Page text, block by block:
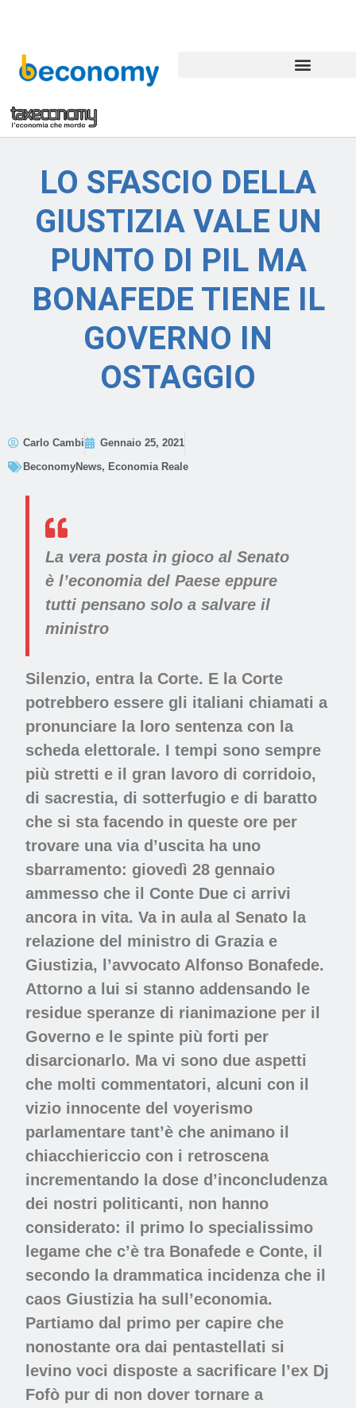
LO SFASCIO DELLA
GIUSTIZIA VALE UN
PUNTO DI PIL MA
BONAFEDE TIENE IL
GOVERNO IN
OSTAGGIO
Carlo Cambi
Gennaio 25, 2021
BeconomyNews, Economia Reale
La vera posta in gioco al Senato
è l’economia del Paese eppure
tutti pensano solo a salvare il
ministro
Silenzio, entra la Corte. E la Corte
potrebbero essere gli italiani chiamati a
pronunciare la loro sentenza con la
scheda elettorale. I tempi sono sempre
più stretti e il gran lavoro di corridoio,
di sacrestia, di sotterfugio e di baratto
che si sta facendo in queste ore per
trovare una via d’uscita ha uno
sbarramento: giovedì 28 gennaio
ammesso che il Conte Due ci arrivi
ancora in vita. Va in aula al Senato la
relazione del ministro di Grazia e
Giustizia, l’avvocato Alfonso Bonafede.
Attorno a lui si stanno addensando le
residue speranze di rianimazione per il
Governo e le spinte più forti per
disarcionarlo. Ma vi sono due aspetti
che molti commentatori, alcuni con il
vizio innocente del voyerismo
parlamentare tant’è che animano il
chiacchiericcio con i retroscena
incrementando la dose d’inconcludenza
dei nostri politicanti, non hanno
considerato: il primo lo specialissimo
legame che c’è tra Bonafede e Conte, il
secondo la drammatica incidenza che il
caos Giustizia ha sull’economia.
Partiamo dal primo per capire che
nonostante ora dai pentastellati si
levino voci disposte a sacrificare l’ex Dj
Fofò pur di non dover tornare a